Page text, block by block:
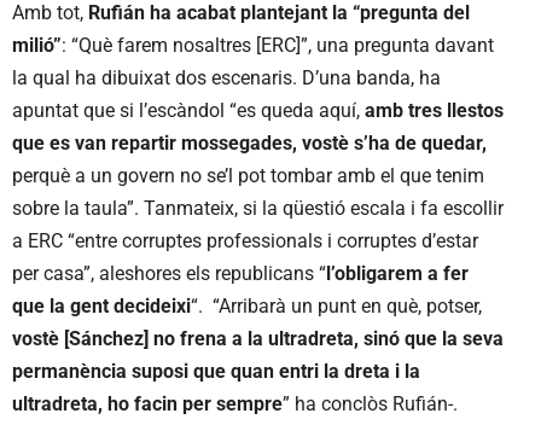
Amb tot, Rufián ha acabat plantejant la “pregunta del
milió”: “Què farem nosaltres [ERC]”, una pregunta davant
la qual ha dibuixat dos escenaris. D’una banda, ha
apuntat que si l’escàndol “es queda aquí, amb tres llestos
que es van repartir mossegades, vostè s’ha de quedar,
perquè a un govern no se’l pot tombar amb el que tenim
sobre la taula”. Tanmateix, si la qüestió escala i fa escollir
a ERC “entre corruptes professionals i corruptes d’estar
per casa”, aleshores els republicans “l’obligarem a fer
que la gent decideixi“. “Arribarà un punt en què, potser,
vostè [Sánchez] no frena a la ultradreta, sinó que la seva
permanència suposi que quan entri la dreta i la
ultradreta, ho facin per sempre” ha conclòs Rufián-.